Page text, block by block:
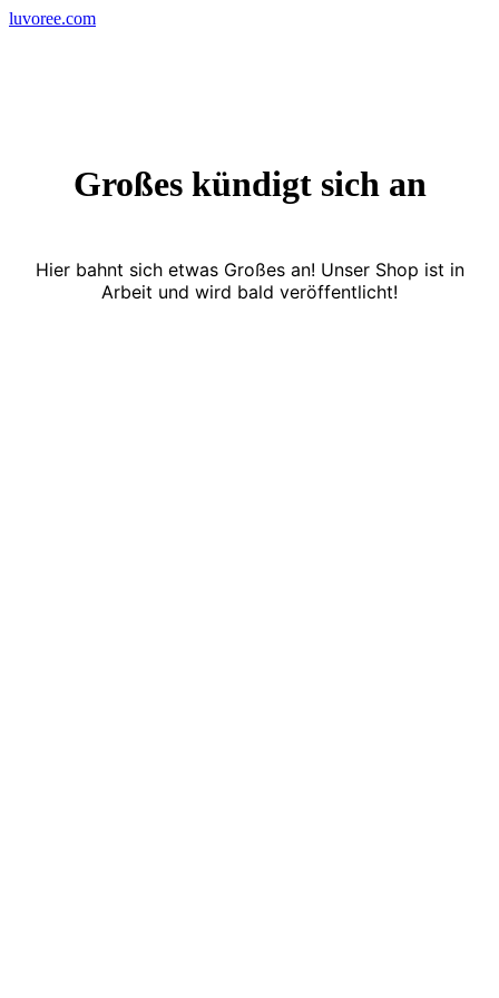
Skip
luvoree.com
Großes kündigt sich an
Hier bahnt sich etwas Großes an! Unser Shop ist in
Arbeit und wird bald veröffentlicht!